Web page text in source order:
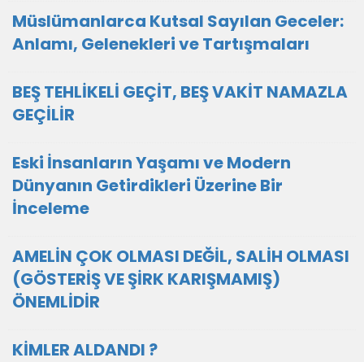
Müslümanlarca Kutsal Sayılan Geceler:
Anlamı, Gelenekleri ve Tartışmaları
BEŞ TEHLİKELİ GEÇİT, BEŞ VAKİT NAMAZLA
GEÇİLİR
Eski İnsanların Yaşamı ve Modern
Dünyanın Getirdikleri Üzerine Bir
İnceleme
AMELİN ÇOK OLMASI DEĞİL, SALİH OLMASI
(GÖSTERİŞ VE ŞİRK KARIŞMAMIŞ)
ÖNEMLİDİR
KİMLER ALDANDI ?